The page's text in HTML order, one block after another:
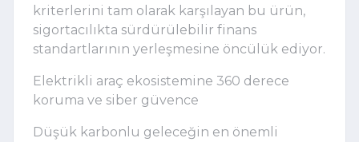
kriterlerini tam olarak karşılayan bu ürün,
sigortacılıkta sürdürülebilir finans
standartlarının yerleşmesine öncülük ediyor.
Elektrikli araç e kosistemine 360 d erece
koruma ve siber g üvence
Düşük karbonlu geleceğin en önemli